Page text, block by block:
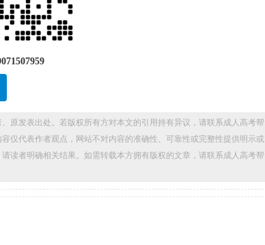
原发表出处。若版权所有方对本文的引用持有异议，请联系成人高考帮
仅代表作者观点，网站不对内容的准确性、可靠性或完整性提供明示或
读者明确相关结果。如需转载本方拥有版权的文章，请联系成人高考帮